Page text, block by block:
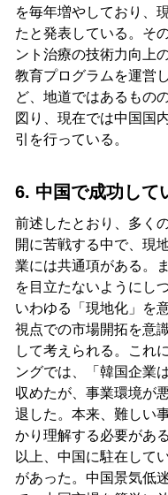
を毎年増やしており、
たと発表している。そ
ント治療の技術力向上
教育プログラムを運営
ど、地道ではあるもの
図り、現在では中国国
引を行っている。
6. 中国で成功して
前述したとおり、多く
開に苦戦する中で、現
業には共通項がある。
を目立たないようにし
いわゆる「現地化」を
視点での市場開拓を意
して考えられる。これ
ングでは、「韓国企業
収めたが、事業環境が
退した。本来、難しい
かり理解する必要があ
以上、中国に駐在して
があった。中国景気低